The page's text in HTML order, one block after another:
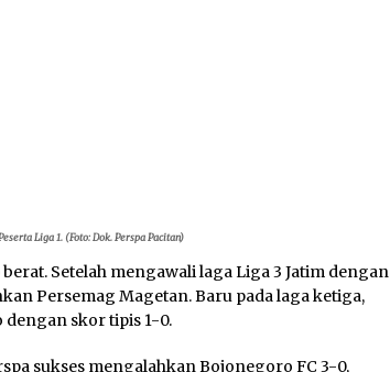
Liga 1. (Foto: Dok. Perspa Pacitan)
Setelah mengawali laga Liga 3 Jatim dengan
Persemag Magetan. Baru pada laga ketiga,
skor tipis 1-0.
sukses mengalahkan Bojonegoro FC 3-0,